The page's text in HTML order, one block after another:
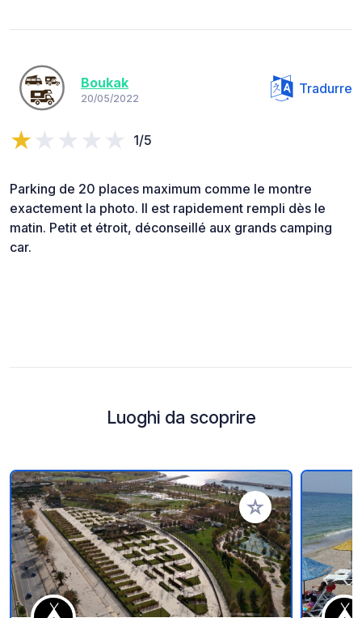
Boukak
20/05/2022
Tradurre
1/5
Parking de 20 places maximum comme le montre
exactement la photo. Il est rapidement rempli dès le
matin. Petit et étroit, déconseillé aux grands camping
car.
Luoghi da scoprire
Aggiungi ai tuoi